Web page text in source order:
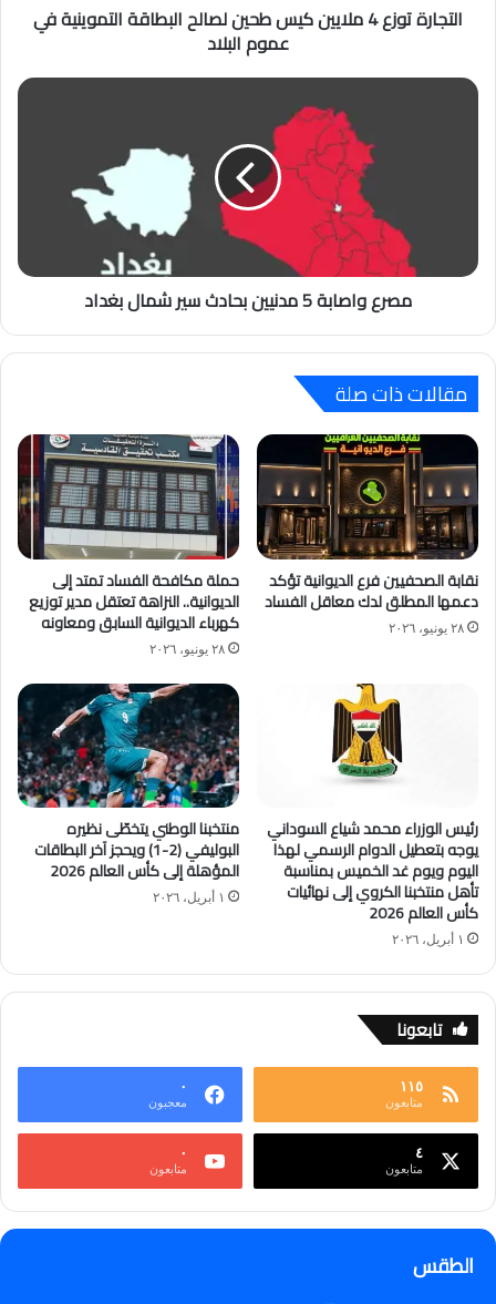
التجارة توزع 4 ملايين كيس طحين لصالح البطاقة التموينية في
عموم البلاد
مصرع واصابة 5 مدنيين بحادث سير شمال بغداد
مقالات ذات صلة
نقابة الصحفيين فرع الديوانية تؤكد
دعمها المطلق لدك معاقل الفساد
٢٨ يونيو، ٢٠٢٦
حملة مكافحة الفساد تمتد إلى
الديوانية.. النزاهة تعتقل مدير توزيع
كهرباء الديوانية السابق ومعاونه
٢٨ يونيو، ٢٠٢٦
رئيس الوزراء محمد شياع السوداني
يوجه بتعطيل الدوام الرسمي لهذا
اليوم ويوم غد الخميس بمناسبة
تأهل منتخبنا الكروي إلى نهائيات
كأس العالم 2026
١ أبريل، ٢٠٢٦
منتخبنا الوطني يتخطّى نظيره
البوليفي (2-1) ويحجز آخر البطاقات
المؤهلة إلى كأس العالم 2026
١ أبريل، ٢٠٢٦
تابعونا
١١٥
متابعون
٠
معجبون
٤
متابعون
٠
متابعون
الطقس